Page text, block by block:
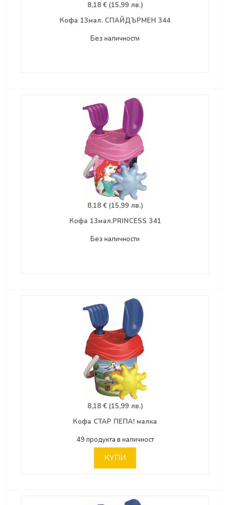
8,18 € (15,99 лв.)
Кофа 13мал. СПАЙДЪРМЕН 344
Без наличности
8,18 € (15,99 лв.)
Кофа 13мал.PRINCESS 341
Без наличности
8,18 € (15,99 лв.)
Кофа СТАР ПЕПА! малка
49 продукта в наличност
КУПИ